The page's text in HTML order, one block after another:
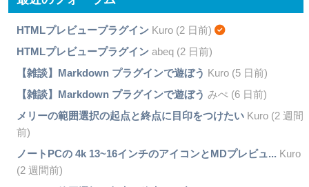
HTMLプレビュープラグインKuro (2 日前)
HTMLプレビュープラグインabeq (2 日前)
【雑談】Markdown プラグインで遊ぼう Kuro (5 日前)
【雑談】Markdown プラグインで遊ぼう みぺ (6 日前)
メリーの範囲選択の起点と終点に目印をつけたいKuro (2 週間
前)
ノートPCの 4k 13~16インチのアイコンとMDプレビュ... Kuro
(2 週間前)